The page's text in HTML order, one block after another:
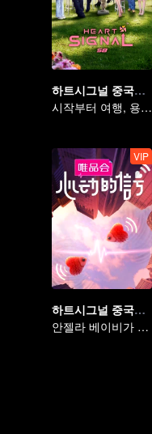
하트시그널 중국판 시즌 8
시작부터 여행, 용감하게 설레라
VIP
하트시그널 중국판 시즌 4
안젤라 베이비가 비명 지를 정도로 달콤한 프로그램